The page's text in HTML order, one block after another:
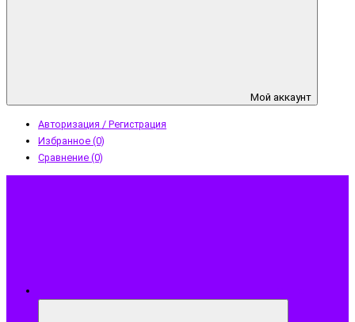
Мой аккаунт
Авторизация / Регистрация
Избранное (0)
Сравнение (0)